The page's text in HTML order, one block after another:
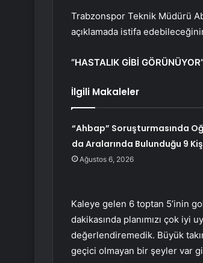
Trabzonspor Teknik Müdürü
açıklamada istifa
“HASTALIK GİBİ
İlgili Makaleler
“Ahbap” Soruşturmasında
da Aralarında Bulunduğu 9
Ağustos 6, 2026
Kaleye gelen 6 toptan 5’inin
dakikasında planımızı çok iyi
değerlendiremedik. Büyük
geçici olmayan bir şeyler var